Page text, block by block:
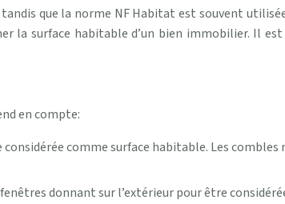
que la norme NF Habitat est souvent
la surface habitable d’un bien immobilier. Il
en compte:
comme surface habitable. Les combles
donnant sur l’extérieur pour être